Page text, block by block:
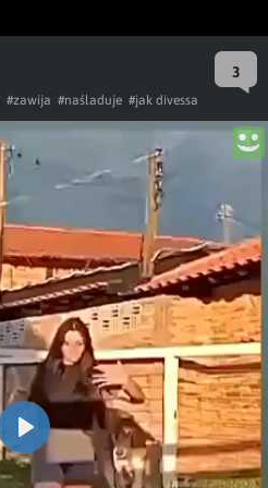
3
#zawija #naśladuje #jak divessa
Play